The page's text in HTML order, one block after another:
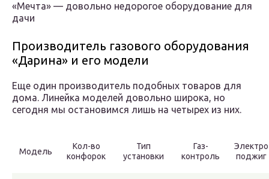
«Мечта» — довольно недорогое оборудование для
дачи
Производитель газового оборудования
«Дарина» и его модели
Еще один производитель подобных товаров для
дома. Линейка моделей довольно широка, но
сегодня мы остановимся лишь на четырех из них.
Модель
Кол-во
конфорок
Тип
установки
Газ-
контроль
Электро
поджиг